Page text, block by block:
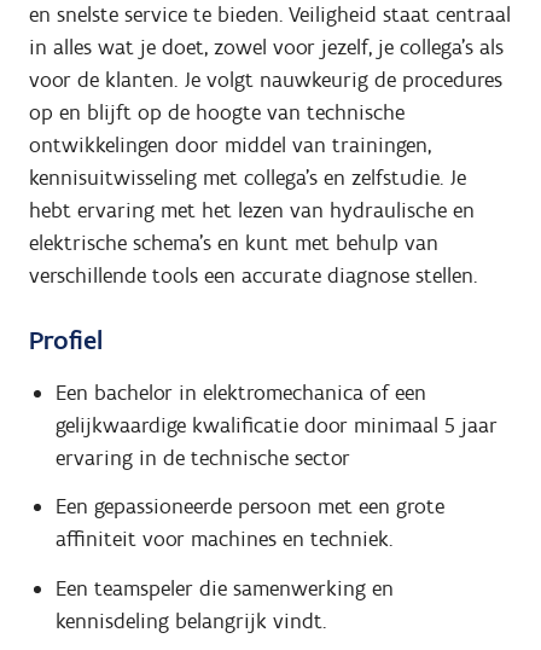
en snelste service te bieden. Veiligheid staat centraal
in alles wat je doet, zowel voor jezelf, je collega's als
voor de klanten. Je volgt nauwkeurig de procedures
op en blijft op de hoogte van technische
ontwikkelingen door middel van trainingen,
kennisuitwisseling met collega's en zelfstudie. Je
hebt ervaring met het lezen van hydraulische en
elektrische schema's en kunt met behulp van
verschillende tools een accurate diagnose stellen.
Profiel
Een bachelor in elektromechanica of een
gelijkwaardige kwalificatie door minimaal 5 jaar
ervaring in de technische sector
Een gepassioneerde persoon met een grote
affiniteit voor machines en techniek.
Een teamspeler die samenwerking en
kennisdeling belangrijk vindt.